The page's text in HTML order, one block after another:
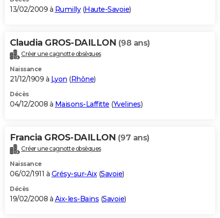
13/02/2009 à Rumilly(Haute-Savoie)
Claudia GROS-DAILLON (98 ans)
Créer une cagnotte obsèques
Naissance
21/12/1909 à Lyon (Rhône)
Décès
04/12/2008 à Maisons-Laffitte (Yvelines)
Francia GROS-DAILLON (97 ans)
Créer une cagnotte obsèques
Naissance
06/02/1911 à Grésy-sur-Aix (Savoie)
Décès
19/02/2008 à Aix-les-Bains (Savoie)